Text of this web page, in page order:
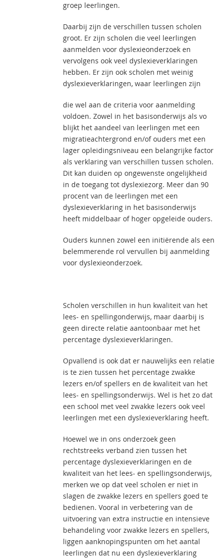
groep leerlingen.
Daarbij zijn de verschillen tussen scholen
groot. Er zijn scholen die veel leerlingen
aanmelden voor dyslexieonderzoek en
vervolgens ook veel dyslexieverklaringen
hebben. Er zijn ook scholen met weinig
dyslexieverklaringen, waar leerlingen zijn
die wel aan de criteria voor aanmelding
voldoen. Zowel in het basisonderwijs als vo
blijkt het aandeel van leerlingen met een
migratieachtergrond en/of ouders met een
lager opleidingsniveau een belangrijke factor
als verklaring van verschillen tussen scholen.
Dit kan duiden op ongewenste ongelijkheid
in de toegang tot dyslexiezorg. Meer dan 90
procent van de leerlingen met een
dyslexieverklaring in het basisonderwijs
heeft middelbaar of hoger opgeleide ouders.
Ouders kunnen zowel een initiërende als een
belemmerende rol vervullen bij aanmelding
voor dyslexieonderzoek.
Scholen verschillen in hun kwaliteit van het
lees- en spellingonderwijs, maar daarbij is
geen directe relatie aantoonbaar met het
percentage dyslexieverklaringen.
Opvallend is ook dat er nauwelijks een relatie
is te zien tussen het percentage zwakke
lezers en/of spellers en de kwaliteit van het
lees- en spellingsonderwijs. Wel is het zo dat
een school met veel zwakke lezers ook veel
leerlingen met een dyslexieverklaring heeft.
Hoewel we in ons onderzoek geen
rechtstreeks verband zien tussen het
percentage dyslexieverklaringen en de
kwaliteit van het lees- en spellingsonderwijs,
merken we op dat veel scholen er niet in
slagen de zwakke lezers en spellers goed te
bedienen. Vooral in verbetering van de
uitvoering van extra instructie en intensieve
behandeling voor zwakke lezers en spellers,
liggen aanknopingspunten om het aantal
leerlingen dat nu een dyslexieverklaring